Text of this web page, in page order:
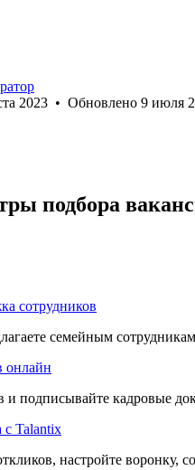
2023 • Обновлено 9 июля
подбора
сотрудников
семейным
онлайн
и подписывайте кадровые
с Talantix
настройте воронку,